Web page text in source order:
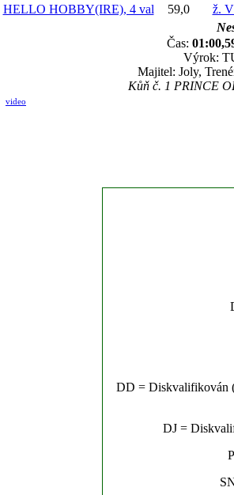
HELLO HOBBY(IRE), 4 val 59,0
ž.
Čas:
Výrok:
Majitel: Joly,
Kůň č. 1 PRINCE
video
DD = Diskvalifikován
DJ =